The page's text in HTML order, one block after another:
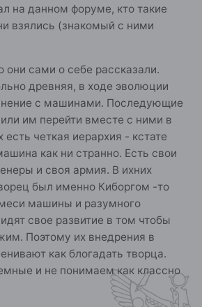
на данном форуме, кто такие
взялись (знакомый с ними
они сами о себе рассказали.
древняя, в ходе эволюции
с машинами. Последующие
им перейти вместе с ними в
есть четкая иерархия - кстате
как ни странно. Есть свои
и своя армия. В ихних
был именно Киборгом -то
машины и разумного
свое развитие в том чтобы
Поэтому их внедрения в
как блогадать творца.
и не понимаем как классно